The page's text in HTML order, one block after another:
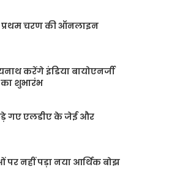
प्रथम चरण की ऑनलाइन
करेंगे इंडिया बायोएनर्जी
शुभारंभ
गए एलडीए के जेई और
पर नहीं पड़ा नया आर्थिक बोझ